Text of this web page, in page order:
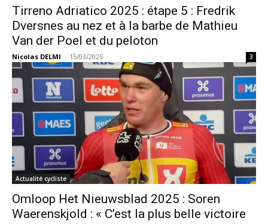
Tirreno Adriatico 2025 : étape 5 : Fredrik
Dversnes au nez et à la barbe de Mathieu
Van der Poel et du peloton
Nicolas DELMI - 15/03/2025 3
Actualité cycliste
Omloop Het Nieuwsblad 2025 : Soren
Waerenskjold : « C’est la plus belle victoire